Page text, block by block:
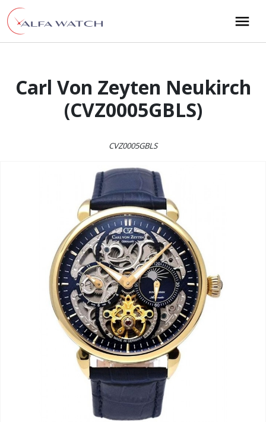
Przejdź do treści
Main Navigation
Carl Von Zeyten Neukirch
(CVZ0005GBLS)
CVZ0005GBLS